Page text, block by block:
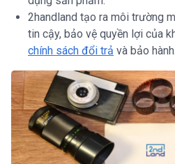
2handland tạo ra môi trường
tin cậy, bảo vệ quyền lợi của
chính sách đổi trả và bảo hành.